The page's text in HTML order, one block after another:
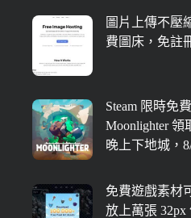
圖片上傳不壓
費圖床，免註
Steam 限時免
Moonlighter 領
晚上下地城，
免費遊戲素材
放上萬張